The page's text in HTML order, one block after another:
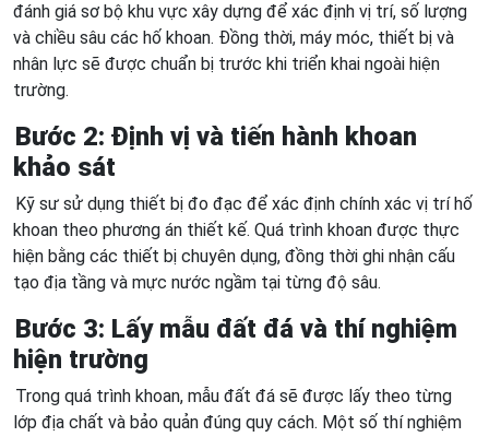
đánh giá sơ bộ khu vực xây dựng để xác định vị trí, số lượng
và chiều sâu các hố khoan. Đồng thời, máy móc, thiết bị và
nhân lực sẽ được chuẩn bị trước khi triển khai ngoài hiện
trường.
Bước 2: Định vị và tiến hành khoan
khảo sát
Kỹ sư sử dụng thiết bị đo đạc để xác định chính xác vị trí hố
khoan theo phương án thiết kế. Quá trình khoan được thực
hiện bằng các thiết bị chuyên dụng, đồng thời ghi nhận cấu
tạo địa tầng và mực nước ngầm tại từng độ sâu.
Bước 3: Lấy mẫu đất đá và thí nghiệm
hiện trường
Trong quá trình khoan, mẫu đất đá sẽ được lấy theo từng
lớp địa chất và bảo quản đúng quy cách. Một số thí nghiệm